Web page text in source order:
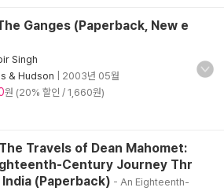
Ganges (Paperback, New e
Singh
& Hudson
2003년 05월
원 (20% 할인 / 1,660원)
Travels of Dean Mahomet:
Century Journey Thr
(Paperback) - An Eighteenth-